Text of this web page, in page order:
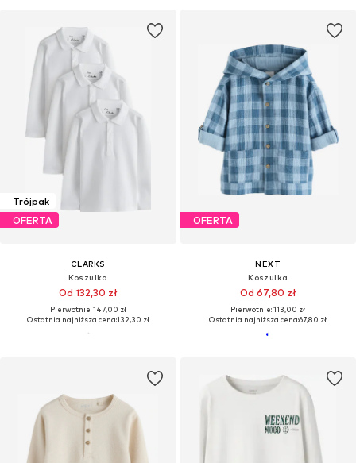
Trójpak
OFERTA
CLARKS
Koszulka
Od 132,30 zł
Pierwotnie: 147,00 zł
Ostatnia najniższa cena:132,30 zł
OFERTA
NEXT
Koszulka
Od 67,80 zł
Pierwotnie: 113,00 zł
Ostatnia najniższa cena:67,80 zł